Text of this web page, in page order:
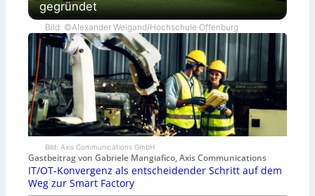
gegründet
Bild: ©Alexander Weigand/Hochschule Offenburg
Bild: Axis Communications GmbH
Gastbeitrag von Gabriele Mangiafico, Axis Communications
IT/OT-Konvergenz als entscheidender Schritt auf dem
Weg zur Smart Factory